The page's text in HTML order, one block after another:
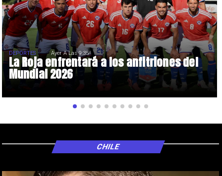
La Roja enfrentará a los anfitriones del
Mundial 2026
DEPORTES Ayer A Las 9:35
CHILE